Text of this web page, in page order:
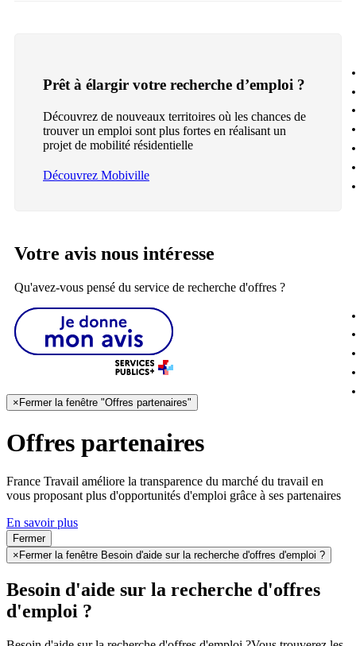
Prêt à élargir votre recherche d’emploi ?
Découvrez de nouveaux territoires où les chances de
trouver un emploi sont plus fortes en réalisant un
projet de mobilité résidentielle
Découvrez Mobiville
Votre avis nous intéresse
Qu'avez-vous pensé du service de recherche d'offres ?
× Fermer la fenêtre "Offres partenaires"
Offres partenaires
France Travail améliore la transparence du marché du travail en
vous proposant plus d'opportunités d'emploi grâce à ses partenaires
En savoir plus
Fermer
× Fermer la fenêtre Besoin d'aide sur la recherche d'offres d'emploi ?
Besoin d'aide sur la recherche d'offres
d'emploi ?